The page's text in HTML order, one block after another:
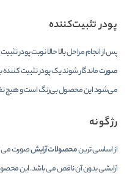
پودر تثبیت‌کننده
پس از انجام مراحل بالا حالا نوبت پودر
صورتماندگار شوند یک پودر تثبیت
می‌شود این محصول بی‌رنگ است و هیچ
رژ گونه
از اساسی ترینمحصولات آرایشصورت می
آرایشی بدون آن ناقص می باشد. این